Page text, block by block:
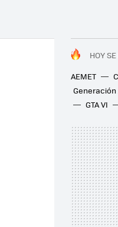
HOY
AEMET
Generación
GTA VI